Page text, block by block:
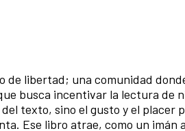
de libertad; una comunidad
busca incentivar la lectura de
texto, sino el gusto y el placer
Ese libro atrae, como un imán